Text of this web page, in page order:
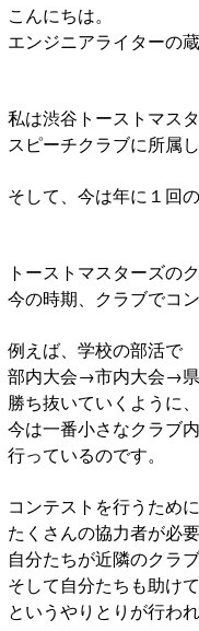
こんにちは。
エンジニアライターの蔵
私は渋谷トーストマスタ
スピーチクラブに所属し
そして、今は年に１回
トーストマスターズの
今の時期、クラブでコ
例えば、学校の部活で
部内大会→市内大会→
勝ち抜いていくように
今は一番小さなクラブ
行っているのです。
コンテストを行うため
たくさんの協力者が必要
自分たちが近隣のクラ
そして自分たちも助けて
というやりとりが行われ